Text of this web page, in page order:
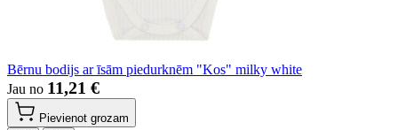
Bērnu bodijs ar īsām piedurknēm "Kos" milky white
Jau no 11,21 €
Pievienot grozam